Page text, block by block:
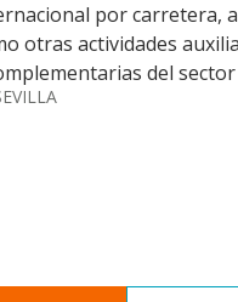
por carretera,
otras actividades
del sector